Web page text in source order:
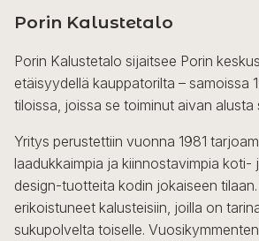
Porin Kalustetalo
Porin Kalustetalo sijaitsee Porin
etäisyydellä kauppatorilta – samoissa
tiloissa, joissa se toiminut aivan alusta
Yritys perustettiin vuonna 1981
laadukkaimpia ja kiinnostavimpia koti-
design-tuotteita kodin jokaiseen tilaan.
erikoistuneet kalusteisiin, joilla on
sukupolvelta toiselle.